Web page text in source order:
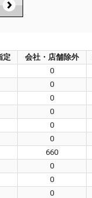
定 会社・店舗除外
0
0
0
0
0
0
660
0
0
0